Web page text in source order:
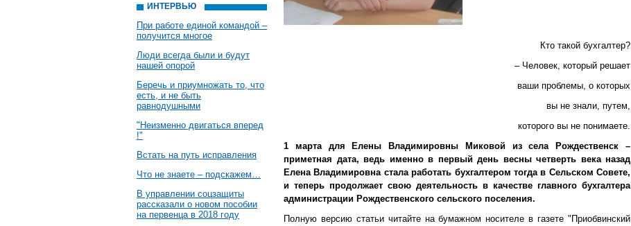
ИНТЕРВЬЮ
При работе единой командой –
получится многое
Люди всегда были и будут
нашей опорой
Беречь и приумножать то, что
есть, и не быть
равнодушными
"Неизменно двигаться вперед
!"
Встать на путь исправления
Что не знаете – подскажем…
В управлении соцзащиты
рассказали о новом пособии
на первенца в 2018 году
Кто такой бухгалтер?
– Человек, который решает
ваши проблемы, о которых
вы не знали, путем,
которого вы не понимаете.
1 марта для Елены Владимировны Миковой из села Рождественск –
приметная дата, ведь именно в первый день весны четверть века назад
Елена Владимировна стала работать бухгалтером тогда в Сельском Совете,
и теперь продолжает свою деятельность в качестве главного бухгалтера
администрации Рождественского сельского поселения.
Полную версию статьи читайте на бумажном носителе в газете "Приобвинский